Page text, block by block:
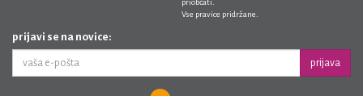
priobčati.
Vse pravice pridržane.
prijavi se na novice:
prijava